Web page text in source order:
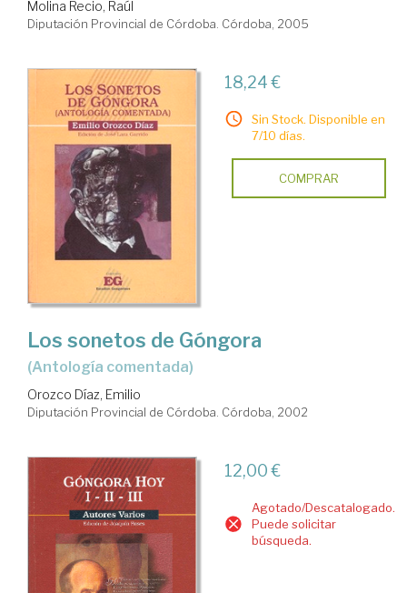
Molina Recio, Raúl
Diputación Provincial de Córdoba. Córdoba, 2005
18,24 €
Sin Stock. Disponible en
7/10 días.
COMPRAR
Los sonetos de Góngora
(Antología comentada)
Orozco Díaz, Emilio
Diputación Provincial de Córdoba. Córdoba, 2002
12,00 €
Agotado/Descatalogado.
Puede solicitar
búsqueda.